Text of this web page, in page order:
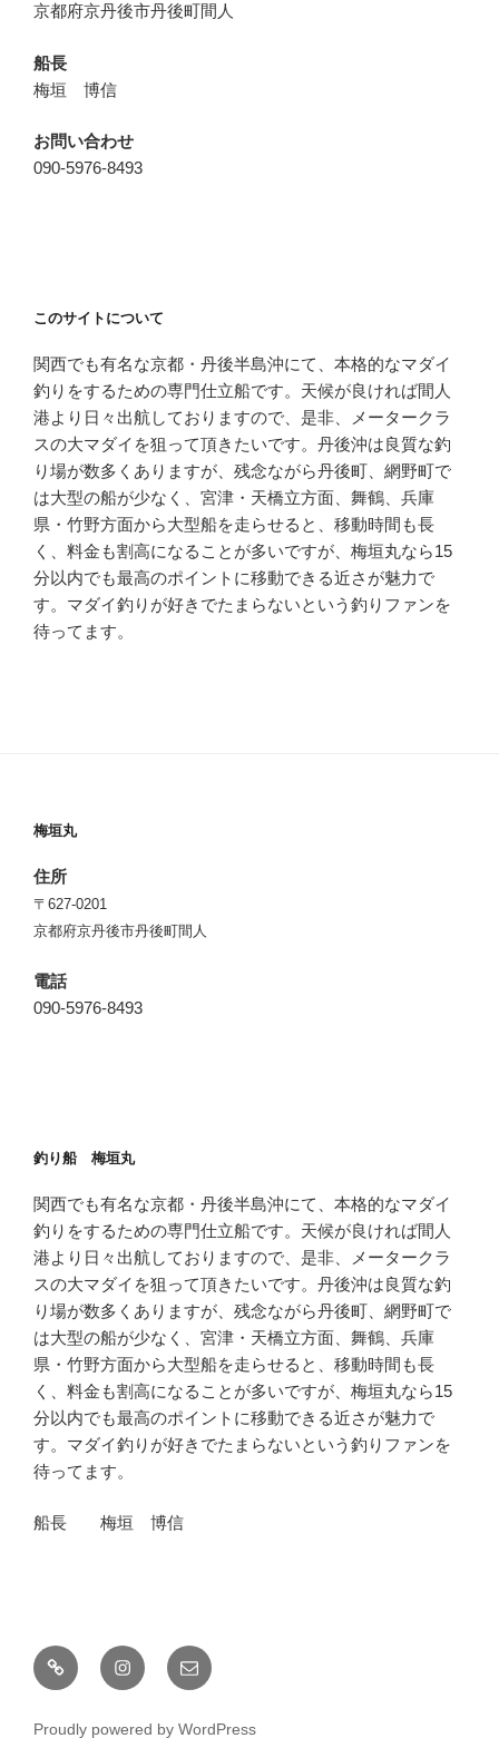
京都府京丹後市丹後町間人
船長
梅垣 博信
お問い合わせ
090-5976-8493
このサイトについて
関西でも有名な京都・丹後半島沖にて、本格的なマダイ
釣りをするための専門仕立船です。天候が良ければ間人
港より日々出航しておりますので、是非、メータークラ
スの大マダイを狙って頂きたいです。丹後沖は良質な釣
り場が数多くありますが、残念ながら丹後町、網野町で
は大型の船が少なく、宮津・天橋立方面、舞鶴、兵庫
県・竹野方面から大型船を走らせると、移動時間も長
く、料金も割高になることが多いですが、梅垣丸なら15
分以内でも最高のポイントに移動できる近さが魅力で
す。マダイ釣りが好きでたまらないという釣りファンを
待ってます。
梅垣丸
住所
〒627-0201
京都府京丹後市丹後町間人
電話
090-5976-8493
釣り船 梅垣丸
関西でも有名な京都・丹後半島沖にて、本格的なマダイ
釣りをするための専門仕立船です。天候が良ければ間人
港より日々出航しておりますので、是非、メータークラ
スの大マダイを狙って頂きたいです。丹後沖は良質な釣
り場が数多くありますが、残念ながら丹後町、網野町で
は大型の船が少なく、宮津・天橋立方面、舞鶴、兵庫
県・竹野方面から大型船を走らせると、移動時間も長
く、料金も割高になることが多いですが、梅垣丸なら15
分以内でも最高のポイントに移動できる近さが魅力で
す。マダイ釣りが好きでたまらないという釣りファンを
待ってます。
船長 梅垣 博信
釣
果
Instagramメ
ー
Proudly powered by WordPress